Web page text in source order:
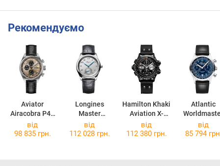
Рекомендуємо
Aviator
Airacobra P45
Chrono Auto
V.4.26.0.177.4
Longines
Master
Collection
L2.843.4.73.2
Hamilton Khaki
Aviation X-
Wind Auto
Chrono
Atlantic
Bicompax
від
98 835 грн.
від
112 028 грн.
від
112 380 грн.
від
85 794